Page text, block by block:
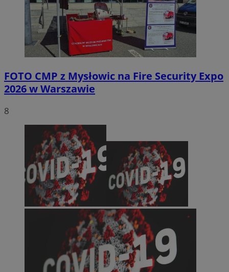
FOTO CMP z Mysłowic na Fire Security Expo
2026 w Warszawie
8